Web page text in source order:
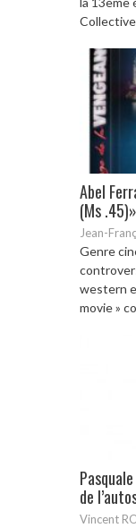
Abel
(Ms
Jean-
Genre
western
movie »
de
Vincent